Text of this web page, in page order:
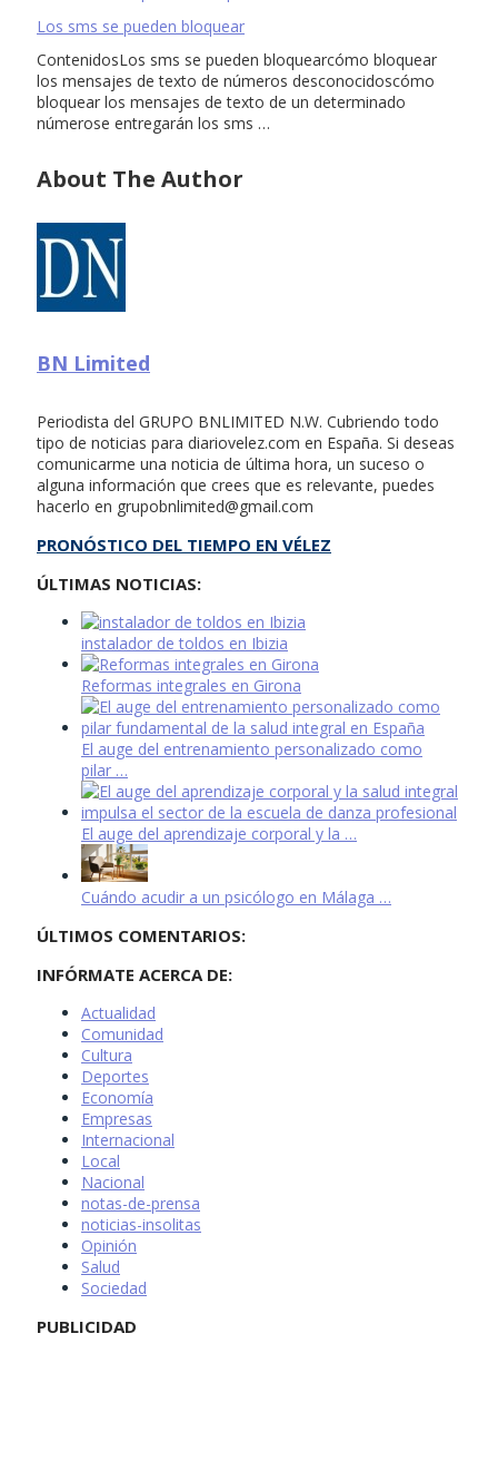
Los sms se pueden bloquear
ContenidosLos sms se pueden bloquearcómo bloquear
los mensajes de texto de números desconocidoscómo
bloquear los mensajes de texto de un determinado
númerose entregarán los sms …
About The Author
BN Limited
Periodista del GRUPO BNLIMITED N.W. Cubriendo todo
tipo de noticias para diariovelez.com en España. Si deseas
comunicarme una noticia de última hora, un suceso o
alguna información que crees que es relevante, puedes
hacerlo en grupobnlimited@gmail.com
PRONÓSTICO DEL TIEMPO EN VÉLEZ
ÚLTIMAS NOTICIAS:
instalador de toldos en Ibizia
Reformas integrales en Girona
El auge del entrenamiento personalizado como
pilar …
El auge del aprendizaje corporal y la …
Cuándo acudir a un psicólogo en Málaga …
ÚLTIMOS COMENTARIOS:
INFÓRMATE ACERCA DE:
Actualidad
Comunidad
Cultura
Deportes
Economía
Empresas
Internacional
Local
Nacional
notas-de-prensa
noticias-insolitas
Opinión
Salud
Sociedad
PUBLICIDAD